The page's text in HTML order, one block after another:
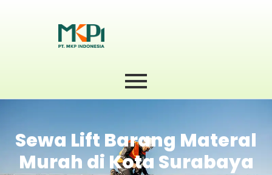
Sewa Lift Barang Materal
Murah di Kota Surabaya